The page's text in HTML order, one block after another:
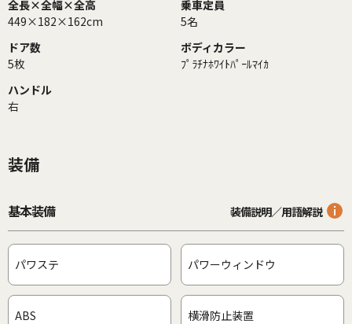
全長×全幅×全高
449×182×162cm
乗車定員
5名
ドア数
5枚
ボディカラー
ﾌﾟﾗﾁﾅﾎﾜｲﾄﾊﾟｰﾙﾏｲｶ
ハンドル
右
装備
基本装備 装備説明／用語解説
パワステ パワーウィンドウ
ABS 横滑防止装置